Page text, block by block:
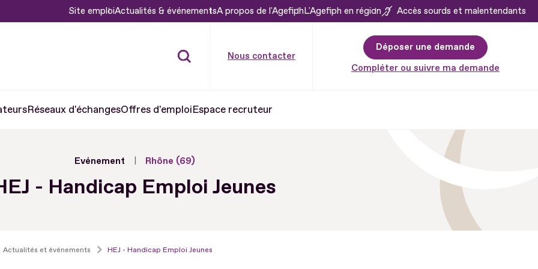
Site emploiActualités & événementsA propos de l'AgefiphL'Agefiph en région Accès sourds et malentendants
Nous contacter
Déposer une demande
Compléter ou suivre ma demande
Réseaux d'échangesOffres d'emploiEspace recruteur
Evénement Rhône (69)
- Handicap Emploi Jeunes
Actualités et événements HEJ - Handicap Emploi Jeunes